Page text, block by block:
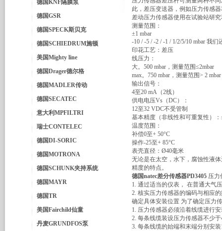
德国KNF隔膜泵
德国GSR
德国SPECK斯贝克
德国SCHIEDRUM施顿
美国Mighty line
德国Drager德尔格
德国MADLER传动
德国SECATEC
意大利MPFILTRI
瑞士CONTELEC
德国DI-SORIC
德国MOTRONA
德国SCHUNK夹持系统
德国MAYR
德国TR
美国Fairchild仙童
丹麦GRUNDFOS泵
此，差压变送器，例如压力传感
差动压力传感器使用在试验站研
测量范围：
±1 mbar
-10 / -5 / -2 / -1 / 1/2/5/10 mbar 我
印花工艺：差压
线压力：
大。500 mbar，测量范围≤2mbar
max。750 mbar，测量范围> 2 mbar
输出信号：
4至20 mA（2线）
供电电压Vs（DC）：
12至32 VDC不受管制
基本精度（非线性和可重复性）
温度范围：
补偿0至+ 50°C
操作-25至+ 85°C
表壳直径：Ø40毫米
无论是在太空，水下，腐蚀性液
精度的特点。
德国natec差分传感器PD3405 压力
1. 通过适当的仪表， 在普通大气
2. 核实压力传感器的编码与相应
确定具体安装位置 为了确定压力
1. 压力传感器必须沿着线缆进行
2. 每条线缆装设压力传感器不少
3. 每条线缆的始端和末端分别安